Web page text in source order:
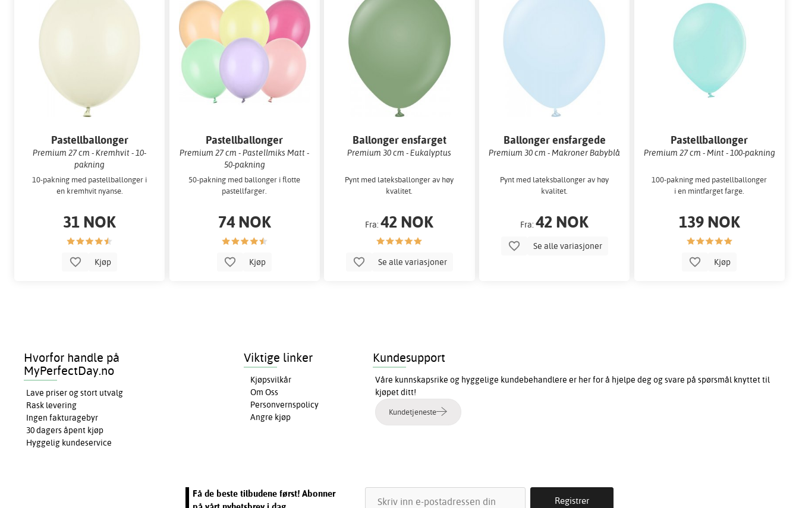
Pastellballonger
Premium 27 cm - Kremhvit - 10-
pakning
10-pakning med pastellballonger i
en kremhvit nyanse.
31 NOK
Kjøp
Pastellballonger
Premium 27 cm - Pastellmiks Matt -
50-pakning
50-pakning med ballonger i flotte
pastellfarger.
74 NOK
Kjøp
Ballonger ensfarget
Premium 30 cm - Eukalyptus
Pynt med lateksballonger av høy
kvalitet.
Fra:42 NOK
Se alle variasjoner
Ballonger ensfargede
Premium 30 cm - Makroner Babyblå
Pynt med lateksballonger av høy
kvalitet.
Fra:42 NOK
Se alle variasjoner
Pastellballonger
Premium 27 cm - Mint - 100-pakning
100-pakning med pastellballonger
i en mintfarget farge.
139 NOK
Kjøp
Hvorfor handle på
MyPerfectDay.no
Lave priser og stort utvalg
Rask levering
Ingen fakturagebyr
30 dagers åpent kjøp
Hyggelig kundeservice
Viktige linker
Kjøpsvilkår
Om Oss
Personvernspolicy
Angre kjøp
Kundesupport
Våre kunnskapsrike og hyggelige kundebehandlere er her for å hjelpe deg og svare på spørsmål knyttet til
kjøpet ditt!
Kundetjeneste
Få de beste tilbudene først! Abonner